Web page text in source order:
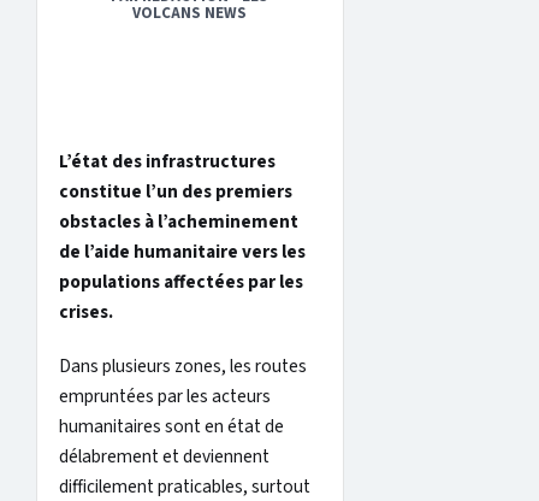
VOLCANS NEWS
L’état des infrastructures
constitue l’un des premiers
obstacles à l’acheminement
de l’aide humanitaire vers les
populations affectées par les
crises.
Dans plusieurs zones, les routes
empruntées par les acteurs
humanitaires sont en état de
délabrement et deviennent
difficilement praticables, surtout